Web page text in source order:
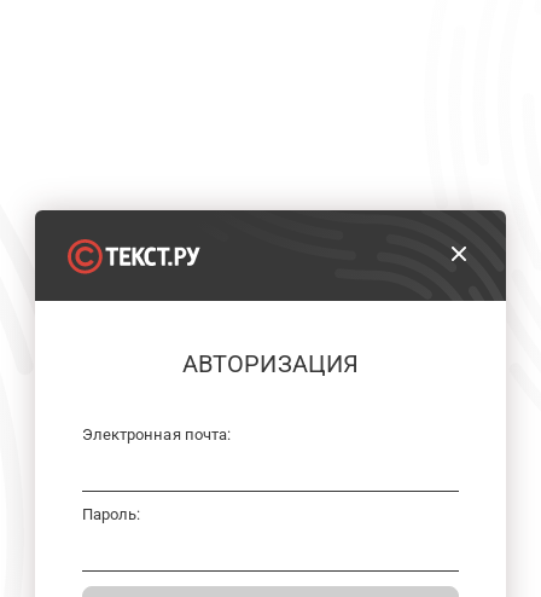
АВТОРИЗАЦИЯ
Электронная почта:
Пароль: